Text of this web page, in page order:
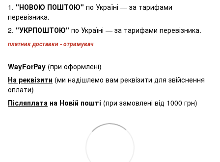
1. "НОВОЮ ПОШТОЮ" по Україні — за тарифами
перевізника.
2. "УКРПОШТОЮ" по Україні — за тарифами перевізника.
платник доставки - отримувач
WayForPay (при оформлені)
На реквізити (ми надішлемо вам реквізити для звійснення
оплати)
Післяплата на Новій пошті (при замовлені від 1000 грн)